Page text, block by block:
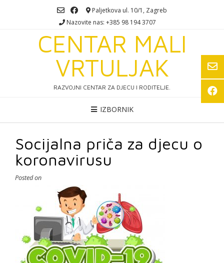
Paljetkova ul. 10/1, Zagreb
Nazovite nas: +385 98 194 3707
CENTAR MALI
VRTULJAK
RAZVOJNI CENTAR ZA DJECU I RODITELJE.
IZBORNIK
Socijalna priča za djecu o
koronavirusu
Posted on